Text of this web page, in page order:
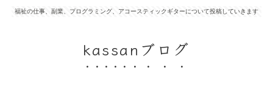
福祉の仕事、副業、プログラミング、アコースティックギターについて投稿していきます
kassanブログ